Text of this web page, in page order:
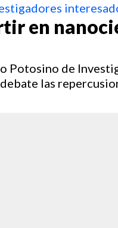
en
Potosino de
las